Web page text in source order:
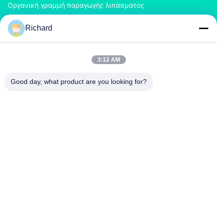
Οργανική γραμμή παραγωγής λιπάσματος
Γραμμή παραγωγής λιπάσματος του BB
Διπλό Granulator λιπάσματος κυλίνδρων
ΕΠΙΚΟΙΝΩΝΉΣΤΕ ΜΑΖΊ ΜΑΣ
Richard
3:12 AM
Good day, what product are you looking for?